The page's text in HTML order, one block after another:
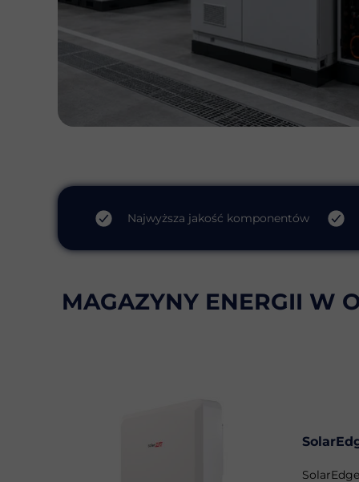
MAGAZYNY ENERGII W
Najwyższa jakość komponentów